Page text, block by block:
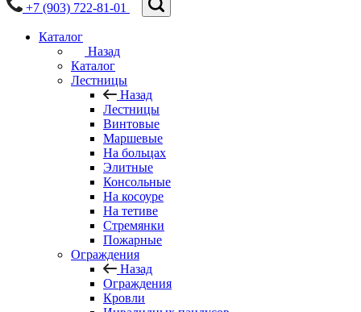
+7 (903) 722-81-01
Каталог
Назад
Каталог
Лестницы
Назад
Лестницы
Винтовые
Маршевые
На больцах
Элитные
Консольные
На косоуре
На тетиве
Стремянки
Пожарные
Ограждения
Назад
Ограждения
Кровли